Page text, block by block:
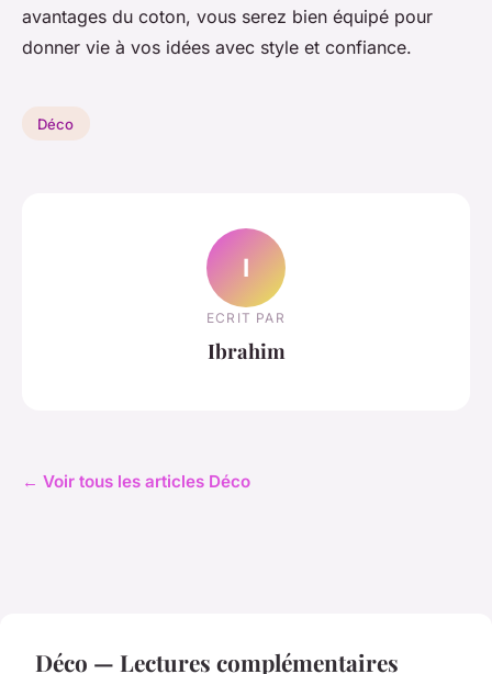
avantages du coton, vous serez bien équipé pour
donner vie à vos idées avec style et confiance.
Déco
I
ECRIT PAR
Ibrahim
← Voir tous les articles Déco
Déco — Lectures complémentaires